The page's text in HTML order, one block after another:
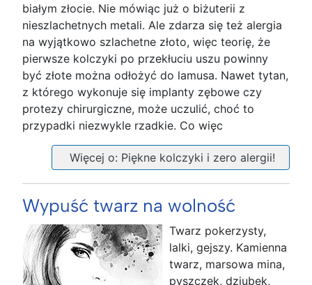
białym złocie. Nie mówiąc już o biżuterii z
nieszlachetnych metali. Ale zdarza się też alergia
na wyjątkowo szlachetne złoto, więc teorię, że
pierwsze kolczyki po przekłuciu uszu powinny
być złote można odłożyć do lamusa. Nawet tytan,
z którego wykonuje się implanty zębowe czy
protezy chirurgiczne, może uczulić, choć to
przypadki niezwykle rzadkie. Co więc
Więcej o: Piękne kolczyki i zero alergii!
Wypuść twarz na wolność
Twarz pokerzysty,
lalki, gejszy. Kamienna
twarz, marsowa mina,
pyszczek, dziubek,